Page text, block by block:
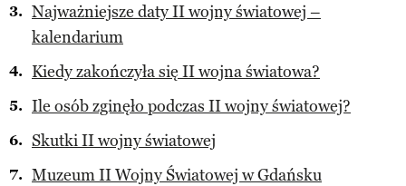
Najważniejsze daty II wojny światowej –
kalendarium
Kiedy zakończyła się II wojna światowa?
Ile osób zginęło podczas II wojny światowej?
Skutki II wojny światowej
Muzeum II Wojny Światowej w Gdańsku